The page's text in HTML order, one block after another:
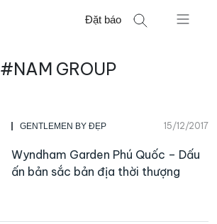
Đặt báo
#NAM GROUP
GENTLEMEN BY ĐẸP 15/12/2017
Wyndham Garden Phú Quốc – Dấu
ấn bản sắc bản địa thời thượng